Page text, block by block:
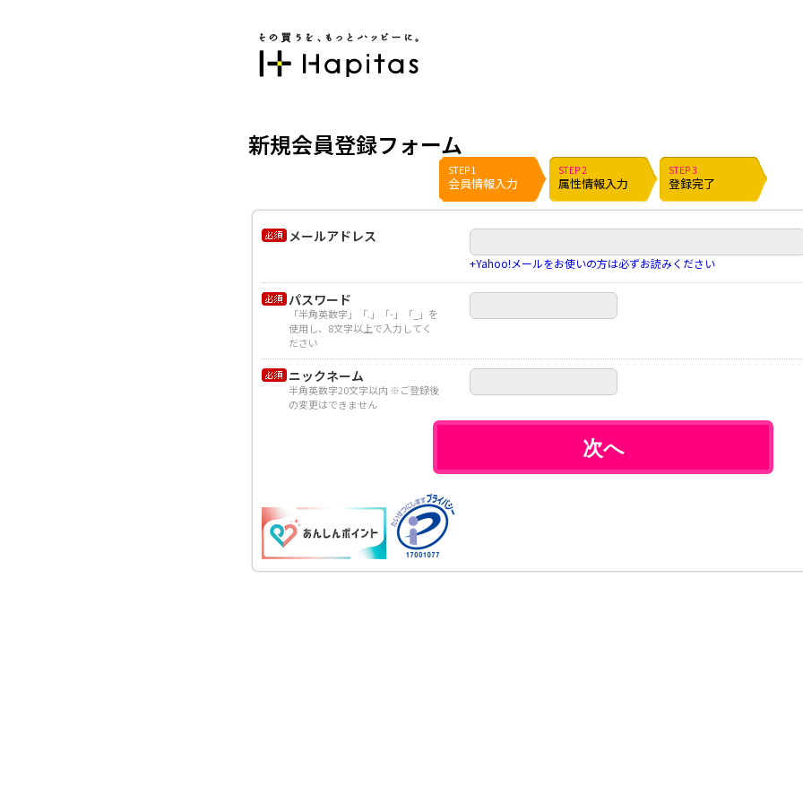
新規会員登録フォーム
STEP 1
会員情報入力
STEP 2
属性情報入力
STEP 3
登録完了
メールアドレス
+Yahoo!メールをお使いの方は必ずお読みください
パスワード
「半角英数字」「.」「-」「_」を
使用し、8文字以上で入力してく
ださい
ニックネーム
半角英数字20文字以内 ※ご登録後
の変更はできません